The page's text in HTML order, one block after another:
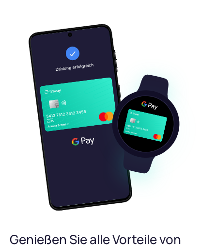
Genießen Sie alle Vorteile von